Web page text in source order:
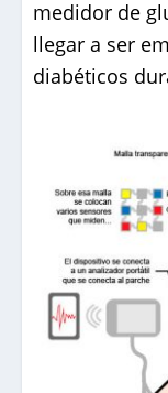
medidor de
llegar a ser
diabéticos